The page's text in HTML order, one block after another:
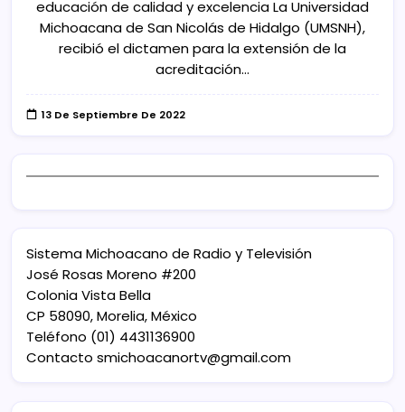
educación de calidad y excelencia La Universidad
Michoacana de San Nicolás de Hidalgo (UMSNH),
recibió el dictamen para la extensión de la
acreditación…
13 De Septiembre De 2022
Sistema Michoacano de Radio y Televisión
José Rosas Moreno #200
Colonia Vista Bella
CP 58090, Morelia, México
Teléfono (01) 4431136900
Contacto smichoacanortv@gmail.com